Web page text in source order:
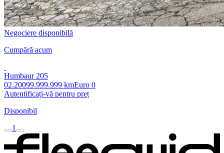
Negociere disponibilă
Cumpără acum
Humbaur 205
02.20099.999.999 kmEuro 0
Autentificați-vă pentru preț
Disponibil
1